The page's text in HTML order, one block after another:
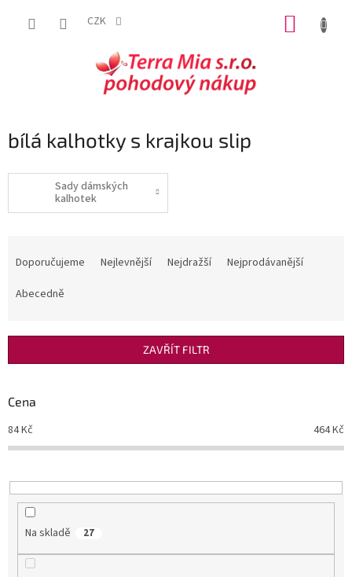
CZK
bílá kalhotky s krajkou slip
Sady dámských
kalhotek
r
d
k
t
Doporučujeme Nejlevnější Nejdražší
Nejprodávanější
Abecedně
ZAVŘÍT FILTR
Cena
84Kč 464Kč
Na skladě 27